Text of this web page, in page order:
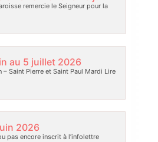
remercie le Seigneur pour la
au 5 juillet 2026
Saint Pierre et Saint Paul Mardi Lire
2026
pas encore inscrit à l’infolettre